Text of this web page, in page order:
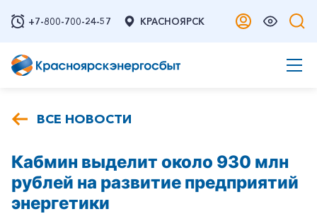
+7-800-700-24-57 КРАСНОЯРСК
ВСЕ НОВОСТИ
Кабмин выделит около 930 млн
рублей на развитие предприятий
энергетики